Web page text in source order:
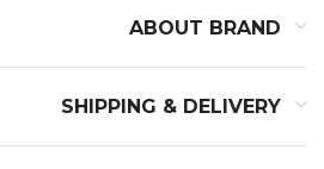
ABOUT BRAND
SHIPPING & DELIVERY